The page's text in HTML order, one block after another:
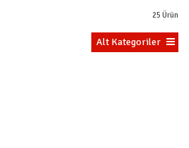
25 Ürün
Alt Kategoriler